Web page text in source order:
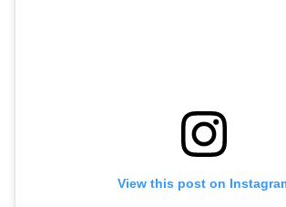
View this post on